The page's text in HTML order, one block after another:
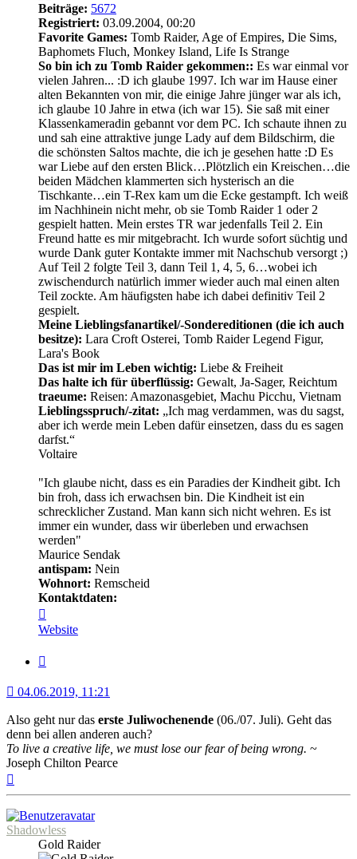
Beiträge: 5672
Registriert: 03.09.2004, 00:20
Favorite Games: Tomb Raider, Age of Empires, Die Sims,
Baphomets Fluch, Monkey Island, Life Is Strange
So bin ich zu Tomb Raider gekommen:: Es war einmal vor
vielen Jahren... :D ich glaube 1997. Ich war im Hause einer
alten Bekannten von mir, die einige Jahre jünger war als ich,
ich glaube 10 Jahre in etwa (ich war 15). Sie saß mit einer
Klassenkameradin gebannt vor dem PC. Ich schaute ihnen zu
und sah eine attraktive junge Lady auf dem Bildschirm, die
die schönsten Saltos machte, die ich je gesehen hatte :D Es
war Liebe auf den ersten Blick…Plötzlich ein Kreischen…die
beiden Mädchen klammerten sich hysterisch an die
Tischkante…ein T-Rex kam um die Ecke gestampft. Ich weiß
im Nachhinein nicht mehr, ob sie Tomb Raider 1 oder 2
gespielt hatten. Mein erstes TR war jedenfalls Teil 2. Ein
Freund hatte es mir mitgebracht. Ich wurde sofort süchtig und
wurde Dank guter Kontakte immer mit Nachschub versorgt ;)
Auf Teil 2 folgte Teil 3, dann Teil 1, 4, 5, 6…wobei ich
zwischendurch natürlich immer wieder auch mal einen alten
Teil zockte. Am häufigsten habe ich dabei definitiv Teil 2
gespielt.
Meine Lieblingsfanartikel/-Sondereditionen (die ich auch
besitze): Lara Croft Osterei, Tomb Raider Legend Figur,
Lara's Book
Das ist mir im Leben wichtig: Liebe & Freiheit
Das halte ich für überflüssig: Gewalt, Ja-Sager, Reichtum
traeume: Reisen: Amazonasgebiet, Machu Picchu, Vietnam
Lieblingsspruch/-zitat: „Ich mag verdammen, was du sagst,
aber ich werde mein Leben dafür einsetzen, dass du es sagen
darfst.“
Voltaire
"Ich glaube nicht, dass es ein Paradies der Kindheit gibt. Ich
bin froh, dass ich erwachsen bin. Die Kindheit ist ein
schrecklicher Zustand. Man kann sich nicht wehren. Es ist
immer ein wunder, dass wir überleben und erwachsen
werden"
Maurice Sendak
antispam: Nein
Wohnort: Remscheid
Kontaktdaten:
von
Minerva
Website
04.06.2019, 11:21
Also geht nur das erste Juliwochenende (06./07. Juli). Geht das
denn bei allen anderen auch?
To live a creative life, we must lose our fear of being wrong. ~
Joseph Chilton Pearce
Shadowless
Gold Raider